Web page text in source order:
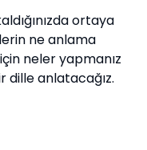
ortaya
ne anlama
neler yapmanız
dille anlatacağız.